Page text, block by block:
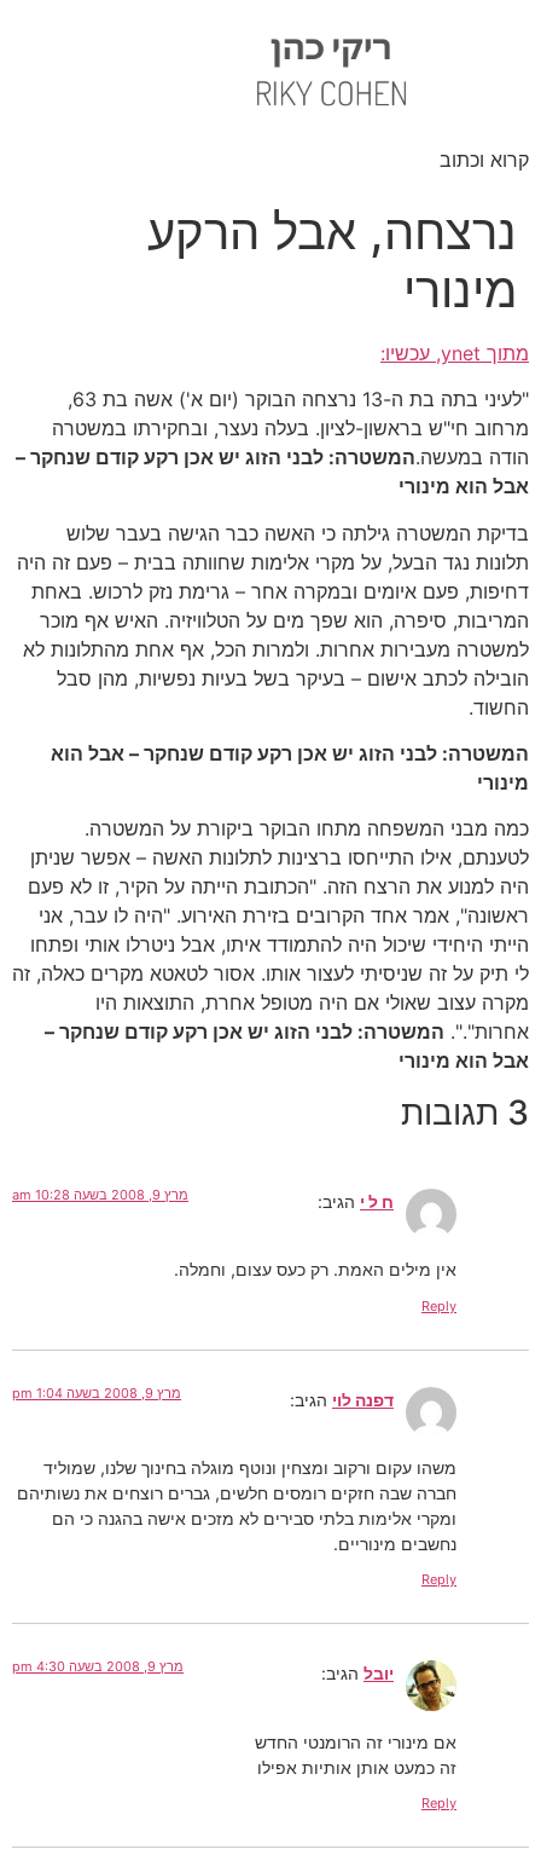
קרוא וכתוב
נרצחה, אבל הרקע
מינורי
מתוך ynet, עכשיו:
"לעיני בתה בת ה-13 נרצחה הבוקר (יום א') אשה בת 63,
מרחוב חי"ש בראשון-לציון. בעלה נעצר, ובחקירתו במשטרה
הודה במעשה.המשטרה: לבני הזוג יש אכן רקע קודם שנחקר –
אבל הוא מינורי
בדיקת המשטרה גילתה כי האשה כבר הגישה בעבר שלוש
תלונות נגד הבעל, על מקרי אלימות שחוותה בבית – פעם זה היה
דחיפות, פעם איומים ובמקרה אחר – גרימת נזק לרכוש. באחת
המריבות, סיפרה, הוא שפך מים על הטלוויזיה. האיש אף מוכר
למשטרה מעבירות אחרות. ולמרות הכל, אף אחת מהתלונות לא
הובילה לכתב אישום – בעיקר בשל בעיות נפשיות, מהן סבל
החשוד.
המשטרה: לבני הזוג יש אכן רקע קודם שנחקר – אבל הוא
מינורי
כמה מבני המשפחה מתחו הבוקר ביקורת על המשטרה.
לטענתם, אילו התייחסו ברצינות לתלונות האשה – אפשר שניתן
היה למנוע את הרצח הזה. "הכתובת הייתה על הקיר, זו לא פעם
ראשונה", אמר אחד הקרובים בזירת האירוע. "היה לו עבר, אני
הייתי היחידי שיכול היה להתמודד איתו, אבל ניטרלו אותי ופתחו
לי תיק על זה שניסיתי לעצור אותו. אסור לטאטא מקרים כאלה, זה
מקרה עצוב שאולי אם היה מטופל אחרת, התוצאות היו
אחרות".". המשטרה: לבני הזוג יש אכן רקע קודם שנחקר –
אבל הוא מינורי
3 תגובות
ח ל י הגיב: מרץ 9, 2008 בשעה 10:28 am
אין מילים האמת. רק כעס עצום, וחמלה.
Reply
דפנה לוי הגיב: מרץ 9, 2008 בשעה 1:04 pm
משהו עקום ורקוב ומצחין ונוטף מוגלה בחינוך שלנו, שמוליד
חברה שבה חזקים רומסים חלשים, גברים רוצחים את נשותיהם
ומקרי אלימות בלתי סבירים לא מזכים אישה בהגנה כי הם
נחשבים מינוריים.
Reply
יובל הגיב: מרץ 9, 2008 בשעה 4:30 pm
אם מינורי זה הרומנטי החדש
זה כמעט אותן אותיות אפילו
Reply